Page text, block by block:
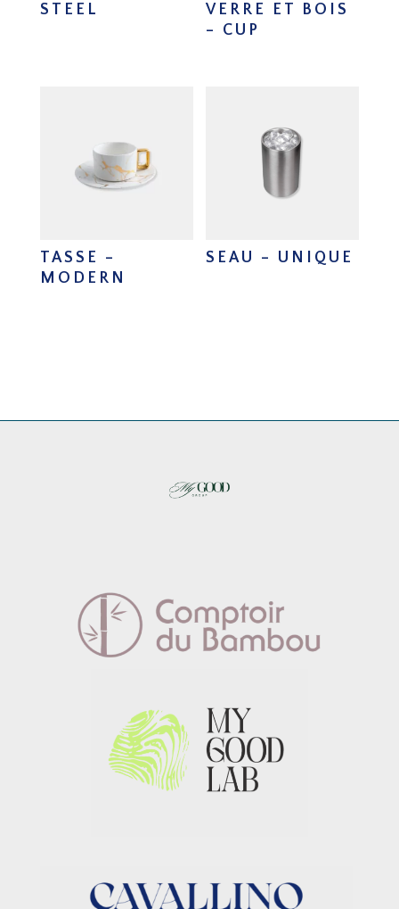
STEEL
VERRE ET BOIS
– CUP
TASSE –
MODERN
SEAU – UNIQUE